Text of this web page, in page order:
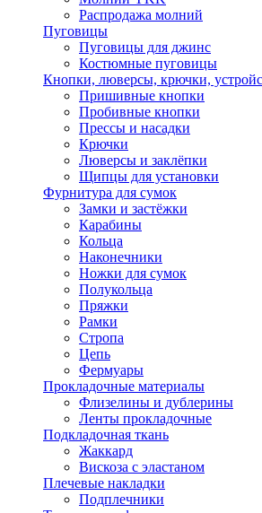
Распродажа молний
Пуговицы
Пуговицы для джинс
Костюмные пуговицы
Кнопки, люверсы, крючки,
Пришивные кнопки
Пробивные кнопки
Прессы и насадки
Крючки
Люверсы и заклёпки
Щипцы для установки
Фурнитура для сумок
Замки и застёжки
Карабины
Кольца
Наконечники
Ножки для сумок
Полукольца
Пряжки
Рамки
Стропа
Цепь
Фермуары
Прокладочные материалы
Флизелины и дублерины
Ленты прокладочные
Подкладочная ткань
Жаккард
Вискоза с эластаном
Плечевые накладки
Подплечники